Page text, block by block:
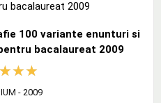
100 variante enunturi si
bacalaureat 2009
- 2009